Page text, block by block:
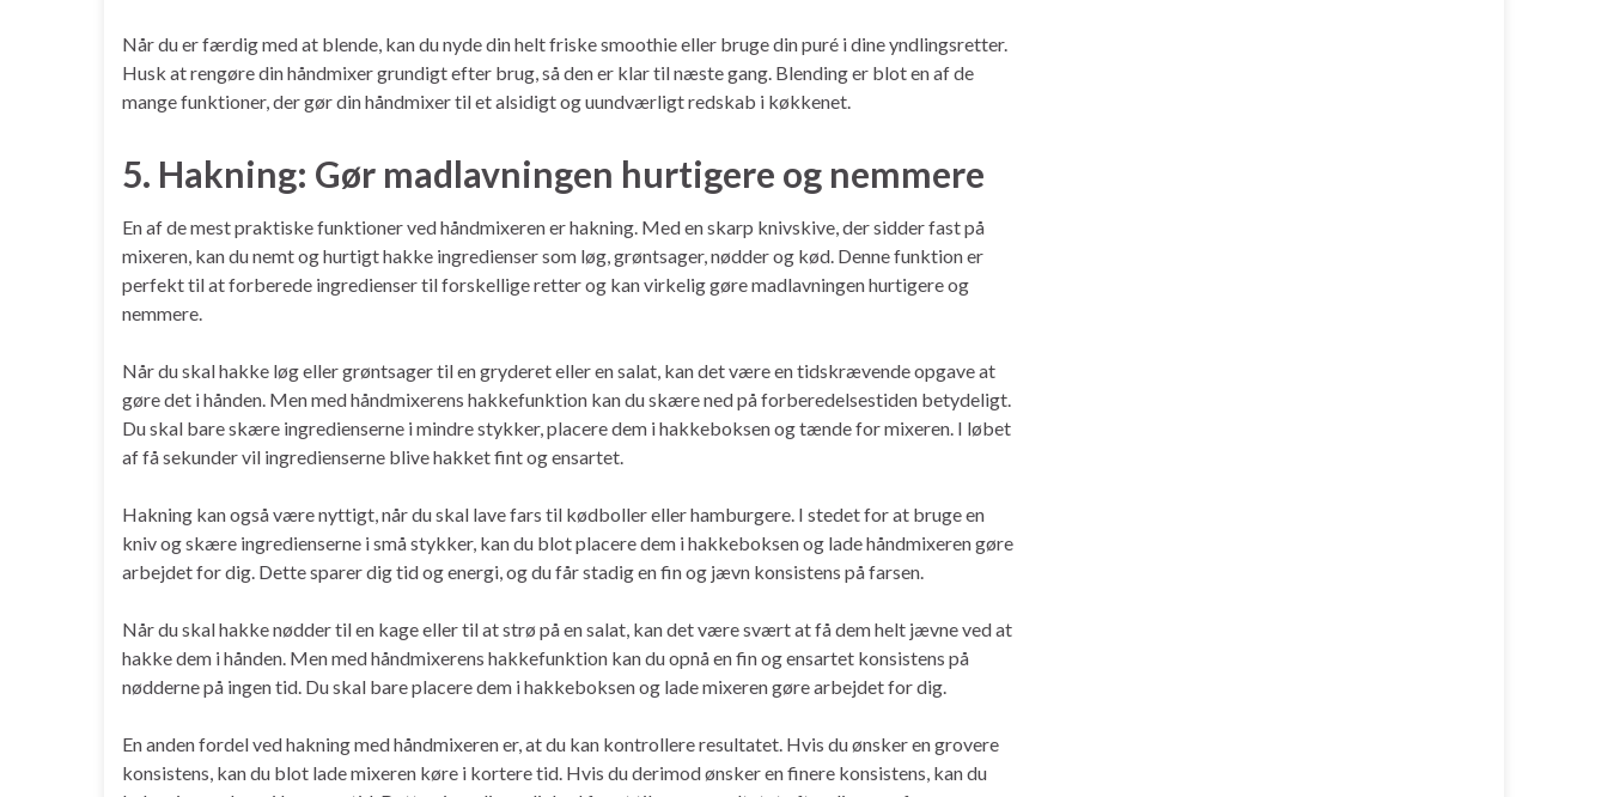
Når du er færdig med at blende, kan du nyde din helt friske smoothie eller bruge din puré i dine yndlingsretter.
Husk at rengøre din håndmixer grundigt efter brug, så den er klar til næste gang. Blending er blot en af de
mange funktioner, der gør din håndmixer til et alsidigt og uundværligt redskab i køkkenet.
5. Hakning: Gør madlavningen hurtigere og nemmere
En af de mest praktiske funktioner ved håndmixeren er hakning. Med en skarp knivskive, der sidder fast på
mixeren, kan du nemt og hurtigt hakke ingredienser som løg, grøntsager, nødder og kød. Denne funktion er
perfekt til at forberede ingredienser til forskellige retter og kan virkelig gøre madlavningen hurtigere og
nemmere.
Når du skal hakke løg eller grøntsager til en gryderet eller en salat, kan det være en tidskrævende opgave at
gøre det i hånden. Men med håndmixerens hakkefunktion kan du skære ned på forberedelsestiden betydeligt.
Du skal bare skære ingredienserne i mindre stykker, placere dem i hakkeboksen og tænde for mixeren. I løbet
af få sekunder vil ingredienserne blive hakket fint og ensartet.
Hakning kan også være nyttigt, når du skal lave fars til kødboller eller hamburgere. I stedet for at bruge en
kniv og skære ingredienserne i små stykker, kan du blot placere dem i hakkeboksen og lade håndmixeren gøre
arbejdet for dig. Dette sparer dig tid og energi, og du får stadig en fin og jævn konsistens på farsen.
Når du skal hakke nødder til en kage eller til at strø på en salat, kan det være svært at få dem helt jævne ved at
hakke dem i hånden. Men med håndmixerens hakkefunktion kan du opnå en fin og ensartet konsistens på
nødderne på ingen tid. Du skal bare placere dem i hakkeboksen og lade mixeren gøre arbejdet for dig.
En anden fordel ved hakning med håndmixeren er, at du kan kontrollere resultatet. Hvis du ønsker en grovere
konsistens, kan du blot lade mixeren køre i kortere tid. Hvis du derimod ønsker en finere konsistens, kan du